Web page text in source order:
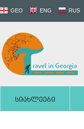
GEO ENG RUS
სიახლეები